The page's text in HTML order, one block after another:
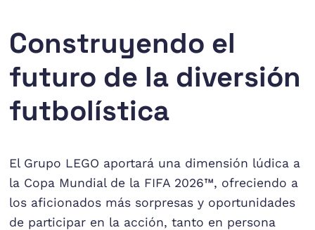
Construyendo el
futuro de la diversión
futbolística
El Grupo LEGO aportará una dimensión lúdica a
la Copa Mundial de la FIFA 2026™, ofreciendo a
los aficionados más sorpresas y oportunidades
de participar en la acción, tanto en persona